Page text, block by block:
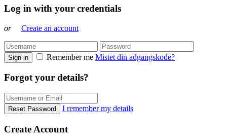
Log in with your credentials
or Create an account
Sign in Remember me Mistet din adgangskode?
Forgot your details?
Reset Password I remember my details
Create Account